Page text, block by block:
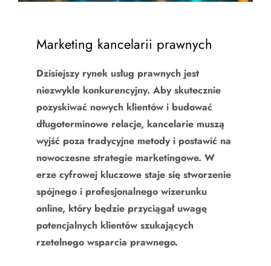
Marketing kancelarii prawnych
Dzisiejszy rynek usług prawnych jest
niezwykle konkurencyjny. Aby skutecznie
pozyskiwać nowych klientów i budować
długoterminowe relacje, kancelarie muszą
wyjść poza tradycyjne metody i postawić na
nowoczesne strategie marketingowe. W
erze cyfrowej kluczowe staje się stworzenie
spójnego i profesjonalnego wizerunku
online, który będzie przyciągał uwagę
potencjalnych klientów szukających
rzetelnego wsparcia prawnego.